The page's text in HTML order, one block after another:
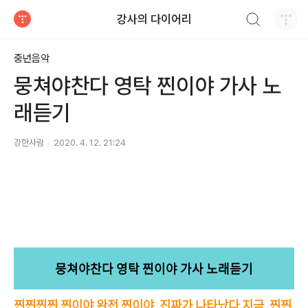
강사의 다이어리
중년음악
뭉쳐야찬다 영탁 찐이야 가사 노
래듣기
강한사람 2020. 4. 12. 21:24
뭉쳐야찬다 영탁 찐이야 가사 노래듣기